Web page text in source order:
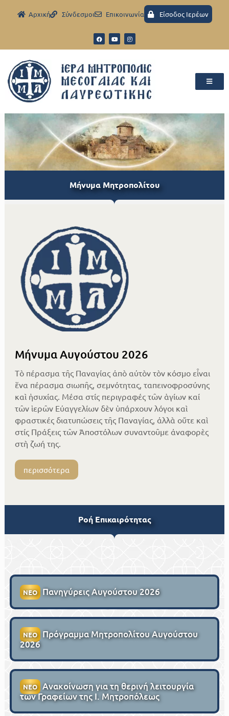
Aρχική Σύνδεσμοι Eπικοινωνία Είσοδος Ιερέων
Μήνυμα Μητροπολίτου
Μήνυμα Αυγούστου 2026
Τὸ πέρασμα τῆς Παναγίας ἀπὸ αὐτὸν τὸν κόσμο εἶναι
ἕνα πέρασμα σιωπῆς, σεμνότητας, ταπεινοφροσύνης
καὶ ἡσυχίας. Μέσα στίς περιγραφές τῶν ἁγίων καί
τῶν ἱερῶν Εὐαγγελίων δὲν ὑπάρχουν λόγοι καὶ
φραστικές διατυπώσεις τῆς Παναγίας, ἀλλὰ οὔτε καὶ
στίς Πράξεις τῶν Ἀποστόλων συναντοῦμε ἀναφορὲς
στὴ ζωή της.
περισσότερα
Ροή Επικαιρότητας
ΝΕΟ Πανηγύρεις Αυγούστου 2026
ΝΕΟ Πρόγραμμα Μητροπολίτου Αυγούστου
2026
ΝΕΟ Ανακοίνωση για τη θερινή λειτουργία
των Γραφείων της Ι. Μητροπόλεως